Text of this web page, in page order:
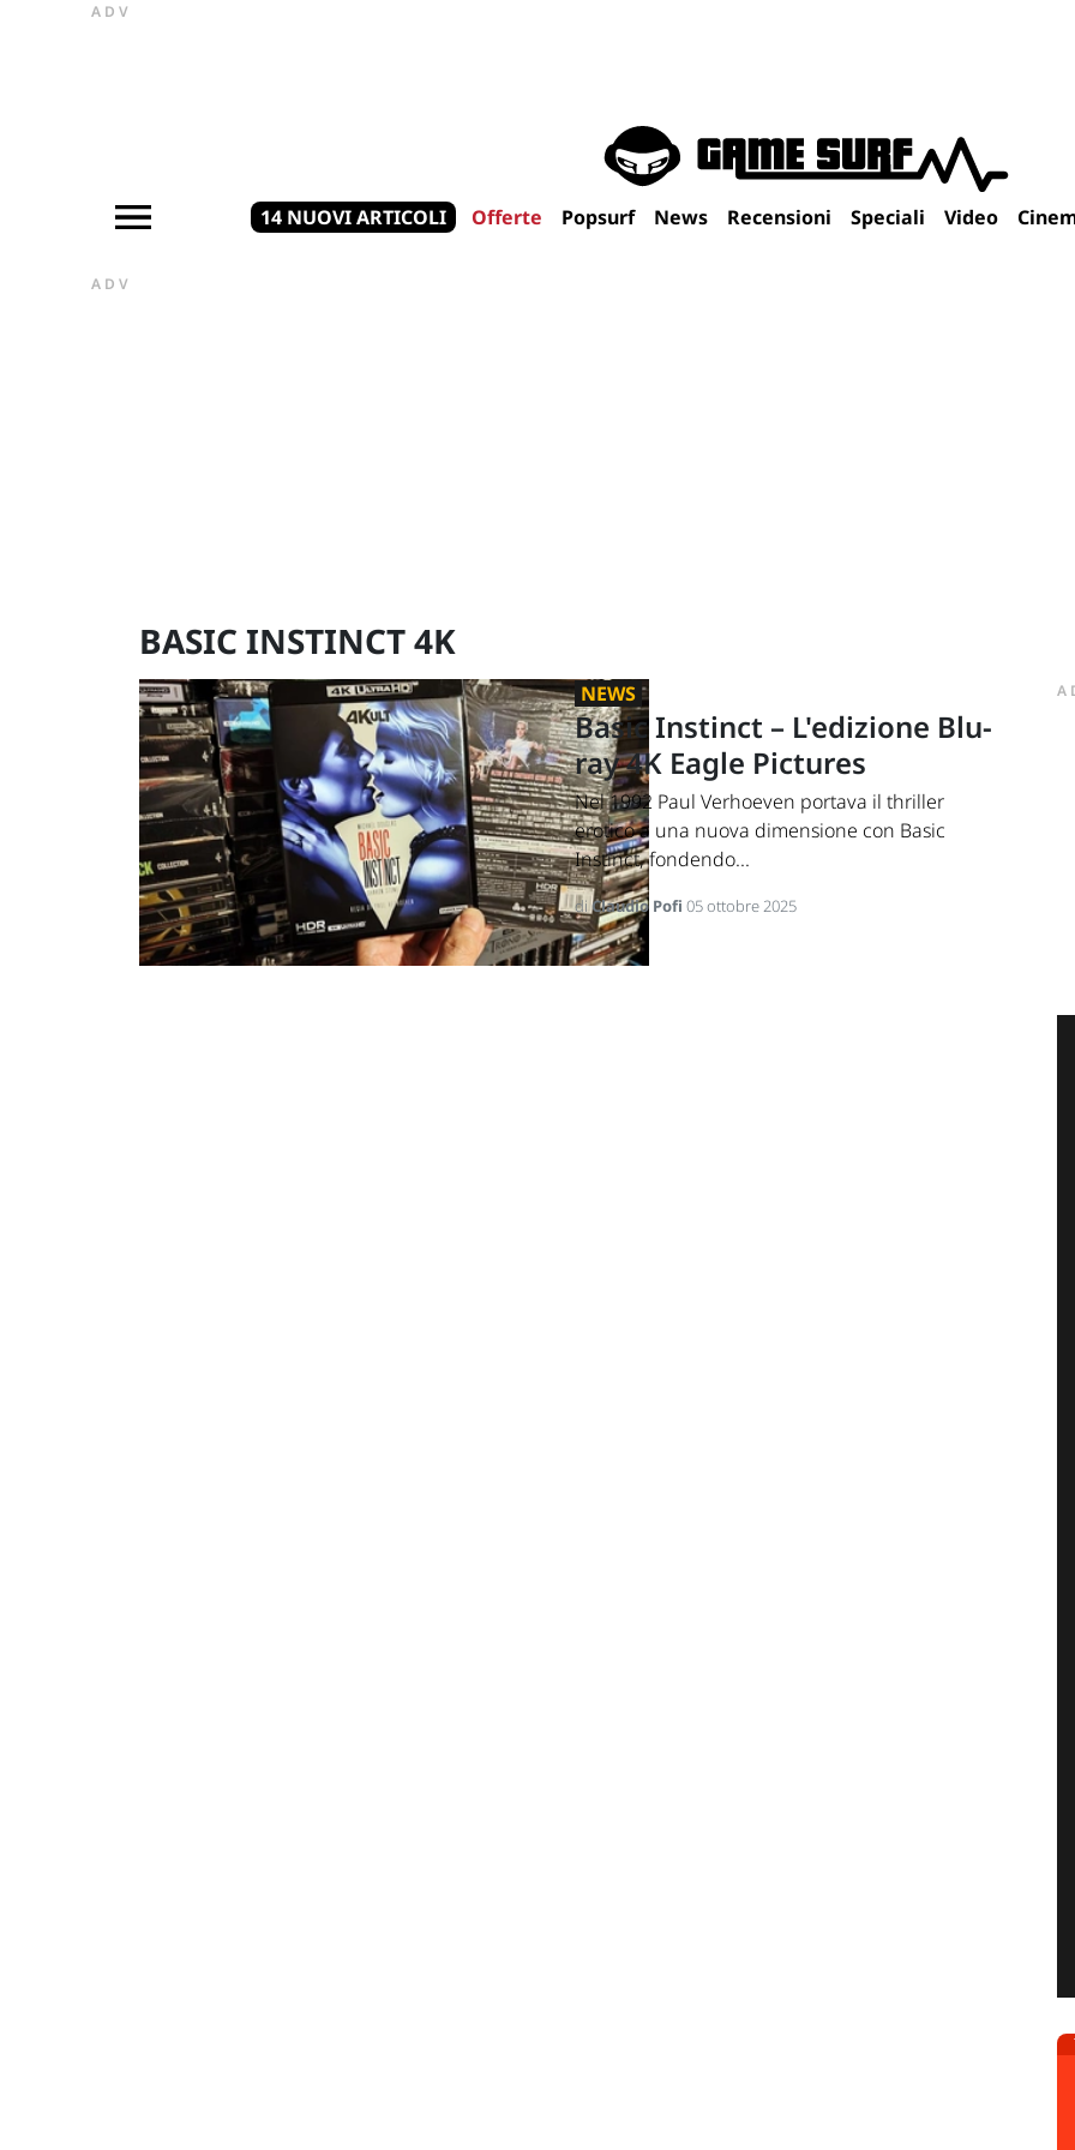
ADV
14 NUOVI ARTICOLI Offerte Popsurf News Recensioni Speciali Video
ADV
BASIC INSTINCT 4K
NEWS
Basic Instinct – L'edizione Blu-
ray 4K Eagle Pictures
Nel 1992 Paul Verhoeven portava il thriller
erotico a una nuova dimensione con Basic
Instinct, fondendo...
diClaudio Pofi 05 ottobre 2025